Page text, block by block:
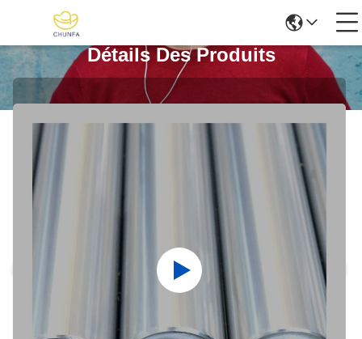
Détails Des Produits